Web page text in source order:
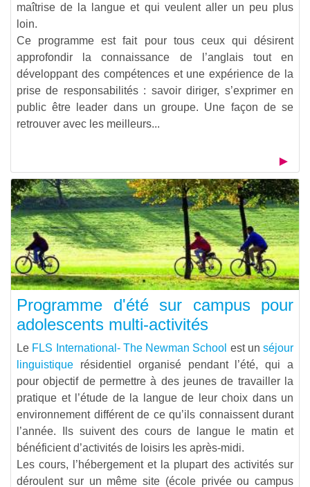
maîtrise de la langue et qui veulent aller un peu plus
loin.
Ce programme est fait pour tous ceux qui désirent
approfondir la connaissance de l’anglais tout en
développant des compétences et une expérience de la
prise de responsabilités : savoir diriger, s’exprimer en
public être leader dans un groupe. Une façon de se
retrouver avec les meilleurs...
Programme d'été sur campus pour
adolescents multi-activités
Le FLS International- The Newman School est un séjour
linguistique résidentiel organisé pendant l’été, qui a
pour objectif de permettre à des jeunes de travailler la
pratique et l’étude de la langue de leur choix dans un
environnement différent de ce qu’ils connaissent durant
l’année. Ils suivent des cours de langue le matin et
bénéficient d’activités de loisirs les après-midi.
Les cours, l’hébergement et la plupart des activités sur
déroulent sur un même site (école privée ou campus